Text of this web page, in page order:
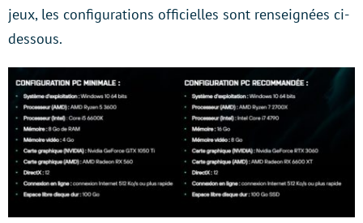
jeux, les configurations officielles sont renseignées ci-
dessous.